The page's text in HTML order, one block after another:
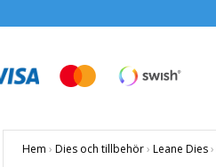
Hem › Dies och tillbehör› Leane Dies›